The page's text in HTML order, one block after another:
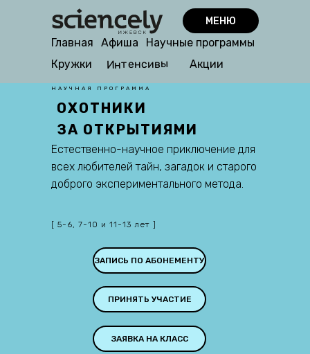
Акции
Интенсивы
Научные программы
Кружки
Афиша
Главная
МЕНЮ
ОХОТНИКИ
ЗА ОТКРЫТИЯМИ
Естественно-научное приключение для
всех любителей тайн, загадок и старого
доброго экспериментального метода.
ПРИНЯТЬ УЧАСТИЕ
ЗАПИСЬ ПО АБОНЕМЕНТУ
ЗАЯВКА НА КЛАСС
[ 5-6, 7-10 и 11-13 лет ]
НАУЧНАЯ ПРОГРАММА